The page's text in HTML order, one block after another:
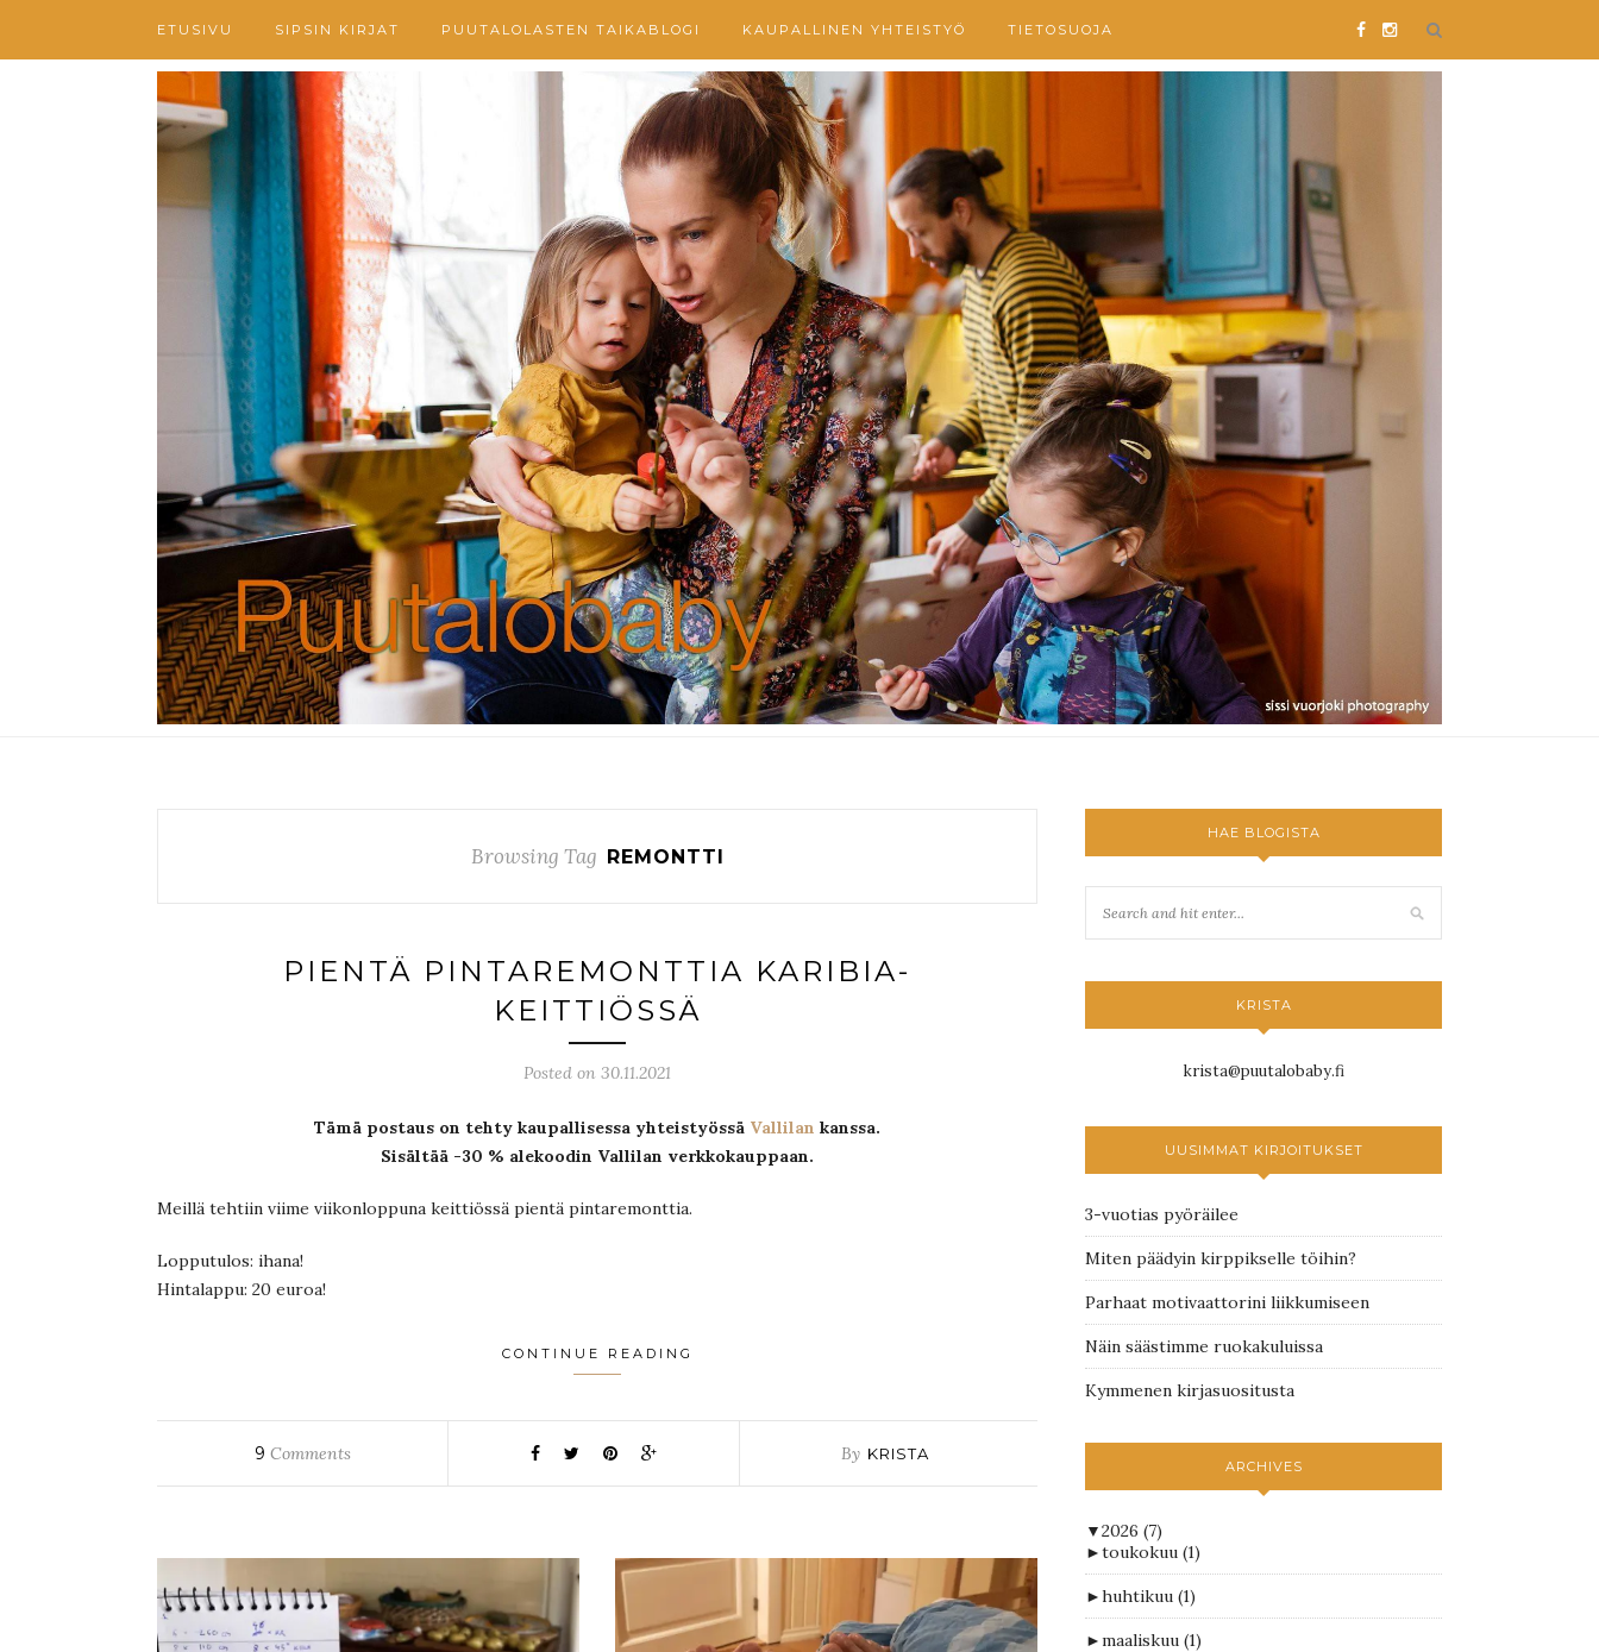
ETUSIVU SIPSIN KIRJAT PUUTALOLASTEN TAIKABLOGI KAUPALLINEN YHTEISTYÖ TIETOSUOJA
Browsing Tag REMONTTI
PIENTÄ PINTAREMONTTIA KARIBIA-
KEITTIÖSSÄ
Posted on 30.11.2021
Tämä postaus on tehty kaupallisessa yhteistyössä Vallilan kanssa.
Sisältää -30 % alekoodin Vallilan verkkokauppaan.
Meillä tehtiin viime viikonloppuna keittiössä pientä pintaremonttia.
Lopputulos: ihana!
Hintalappu: 20 euroa!
CONTINUE READING
9 Comments By KRISTA
HAE BLOGISTA
KRISTA
krista@puutalobaby.fi
UUSIMMAT KIRJOITUKSET
3-vuotias pyöräilee
Miten päädyin kirppikselle töihin?
Parhaat motivaattorini liikkumiseen
Näin säästimme ruokakuluissa
Kymmenen kirjasuositusta
ARCHIVES
▼2026 (7)
►toukokuu (1)
►huhtikuu (1)
►maaliskuu (1)